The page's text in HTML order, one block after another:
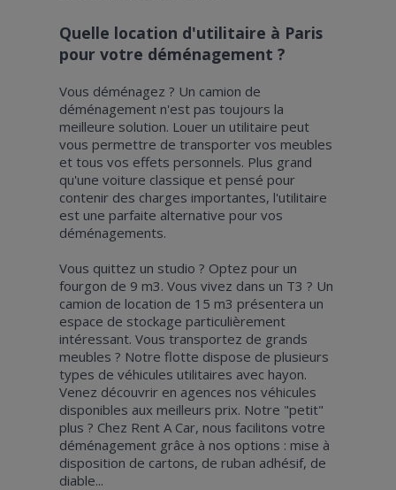
Quelle location d'utilitaire à Paris
pour votre déménagement ?
Vous déménagez ? Un camion de
déménagement n'est pas toujours la
meilleure solution. Louer un utilitaire peut
vous permettre de transporter vos meubles
et tous vos effets personnels. Plus grand
qu'une voiture classique et pensé pour
contenir des charges importantes, l'utilitaire
est une parfaite alternative pour vos
déménagements.
Vous quittez un studio ? Optez pour un
fourgon de 9 m3. Vous vivez dans un T3 ? Un
camion de location de 15 m3 présentera un
espace de stockage particulièrement
intéressant. Vous transportez de grands
meubles ? Notre flotte dispose de plusieurs
types de véhicules utilitaires avec hayon.
Venez découvrir en agences nos véhicules
disponibles aux meilleurs prix. Notre "petit"
plus ? Chez Rent A Car, nous facilitons votre
déménagement grâce à nos options : mise à
disposition de cartons, de ruban adhésif, de
diable...